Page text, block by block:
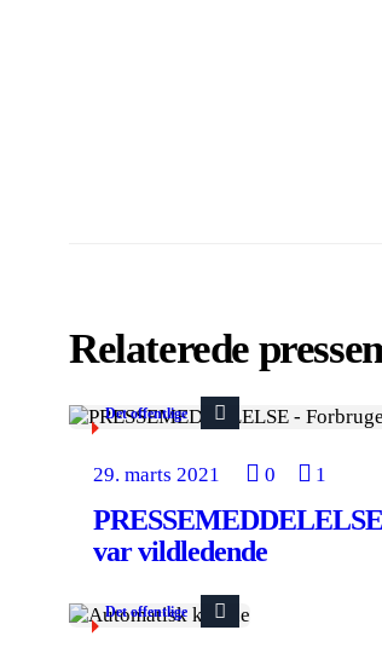
Relaterede
Det offentlige
29. marts 2021 0 1
var vildledende
Det offentlige